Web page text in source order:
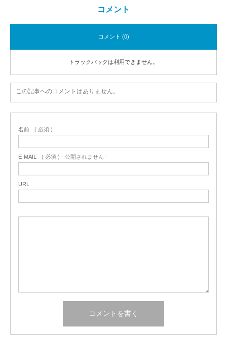
コメント
コメント (0)
トラックバックは利用できません。
この記事へのコメントはありません。
名前 ( 必須 )
E-MAIL ( 必須 ) - 公開されません -
URL